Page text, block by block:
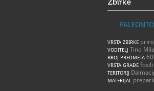
VRSTA ZBIRKE
VODITELJ Tino
BROJ PREDMETA
VRSTA GRAĐE fosili
TERITORIJ
MATERIJAL